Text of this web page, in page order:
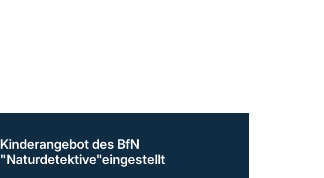
Kinderangebot des BfN
"Naturdetektive"eingestellt